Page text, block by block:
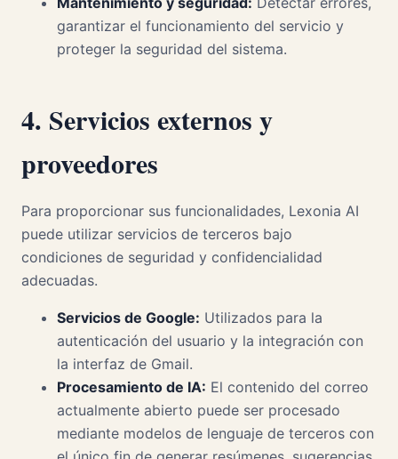
garantizar el funcionamiento del servicio y
proteger la seguridad del sistema.
4. Servicios externos y
proveedores
Para proporcionar sus funcionalidades, Lexonia AI
puede utilizar servicios de terceros bajo
condiciones de seguridad y confidencialidad
adecuadas.
Servicios de Google: Utilizados para la
autenticación del usuario y la integración con
la interfaz de Gmail.
Procesamiento de IA: El contenido del correo
actualmente abierto puede ser procesado
mediante modelos de lenguaje de terceros con